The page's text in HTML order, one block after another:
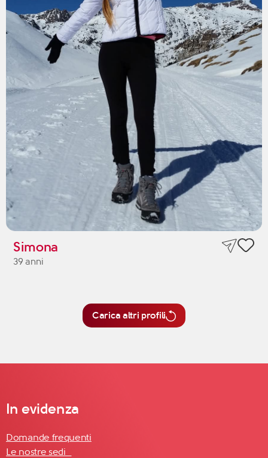
Simona
39 anni
Carica altri profili
In evidenza
Domande frequenti
Le nostre sedi